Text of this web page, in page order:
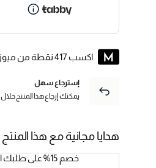
اكسب 417 نقطة من ميوز على طلبك -
إسترجاع سهل
يمكنك إرجاع هذا المنتج خلال 7 يومًا.
هدايا مجانية مع هذا المنتج
خصم 15% على طلبك الأول من التطبيق!